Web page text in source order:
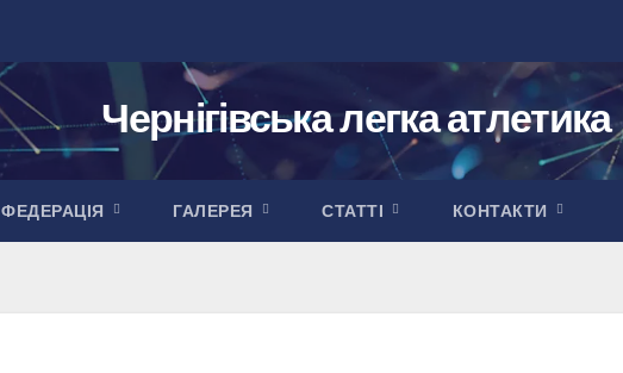
Чернігівська легка атлетика
ФЕДЕРАЦІЯ ГАЛЕРЕЯ СТАТТІ КОНТАКТИ